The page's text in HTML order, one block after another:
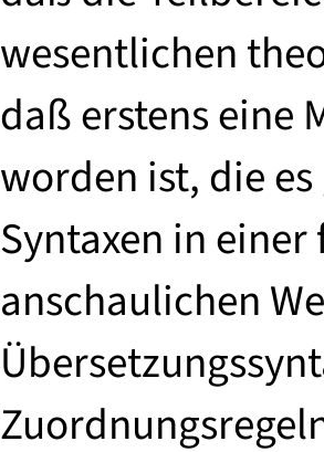
wesentlichen
daß erstens eine
worden ist, die
Syntaxen in
anschaulichen